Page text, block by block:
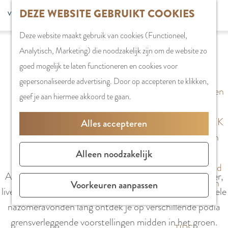
DEZE WEBSITE GEBRUIKT COOKIES
Deze website maakt gebruik van cookies (Functioneel,
Analytisch, Marketing) die noodzakelijk zijn om de website zo
goed mogelijk te laten functioneren en cookies voor
gepersonaliseerde advertising. Door op accepteren te klikken,
geef je aan hiermee akkoord te gaan.
Alles accepteren
Alleen noodzakelijk
Voorkeuren aanpassen
e
p
a
g
MENU
Z
o
e
k
e
F
v
t
e
n
S
l
e
r
t
a
a
l
H
G
t
E
n
g
l
i
s
h
WINKELEN
Stadshart
Winkels in
Markten
Winkelgebieden
PLAN JE BEZOEK
Overnachten
Bereikbaarheid
Vergaderen in
Amstelveen
BOSFEST 2025
1 juni 2025|Team Visit Amstelveen
Bosfest is terug! Voor de tweede keer verandert het
Amsterdamse Bostheater in een festivalhart vol theater,
live-muziek, kunst en heerlijk eten en drinken. Tien zwoele
nazomeravonden lang ontdek je op verschillende podia
grensverleggende voorstellingen midden in het groen.